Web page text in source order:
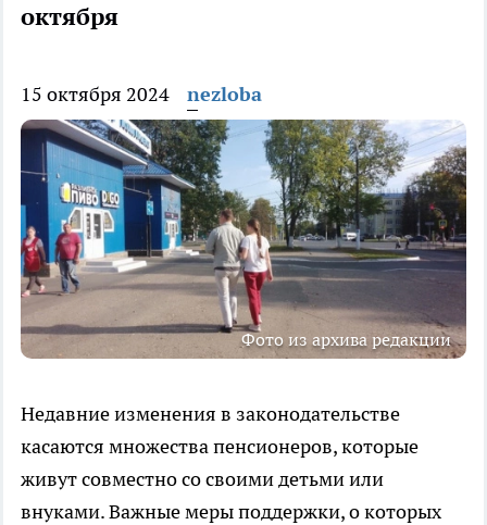
октября
15 октября 2024 nezloba
Фото из архива редакции
Недавние изменения в законодательстве
касаются множества пенсионеров, которые
живут совместно со своими детьми или
внуками. Важные меры поддержки, о которых